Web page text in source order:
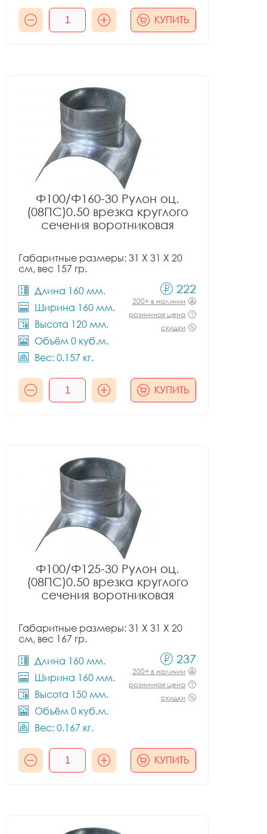
КУПИТЬ
Ф100/Ф160-30 Рулон оц.
(08ПС)0.50 врезка круглого
сечения воротниковая
Габаритные размеры: 31 X 31 X 20
см, вес 157 гр.
Длина 160 мм.
Ширина 160 мм.
Высота 120 мм.
Объём 0 куб.м.
Вес: 0.157 кг.
222
200+ в наличии
розничная цена
скидки
КУПИТЬ
Ф100/Ф125-30 Рулон оц.
(08ПС)0.50 врезка круглого
сечения воротниковая
Габаритные размеры: 31 X 31 X 20
см, вес 167 гр.
Длина 160 мм.
Ширина 160 мм.
Высота 150 мм.
Объём 0 куб.м.
Вес: 0.167 кг.
237
200+ в наличии
розничная цена
скидки
КУПИТЬ